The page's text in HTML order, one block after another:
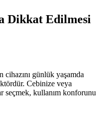
Dikkat Edilmesi
cihazını günlük yaşamda
Cebinize veya
seçmek, kullanım konforunu